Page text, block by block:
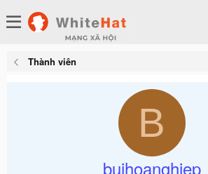
Thành viên
B
buihoanghiep